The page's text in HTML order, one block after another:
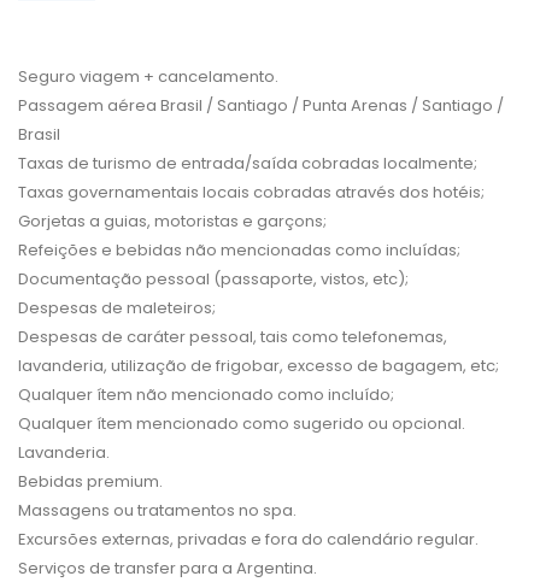
Seguro viagem + cancelamento.
Passagem aérea Brasil / Santiago / Punta Arenas / Santiago /
Brasil
Taxas de turismo de entrada/saída cobradas localmente;
Taxas governamentais locais cobradas através dos hotéis;
Gorjetas a guias, motoristas e garçons;
Refeições e bebidas não mencionadas como incluídas;
Documentação pessoal (passaporte, vistos, etc);
Despesas de maleteiros;
Despesas de caráter pessoal, tais como telefonemas,
lavanderia, utilização de frigobar, excesso de bagagem, etc;
Qualquer ítem não mencionado como incluído;
Qualquer ítem mencionado como sugerido ou opcional.
Lavanderia.
Bebidas premium.
Massagens ou tratamentos no spa.
Excursões externas, privadas e fora do calendário regular.
Serviços de transfer para a Argentina.